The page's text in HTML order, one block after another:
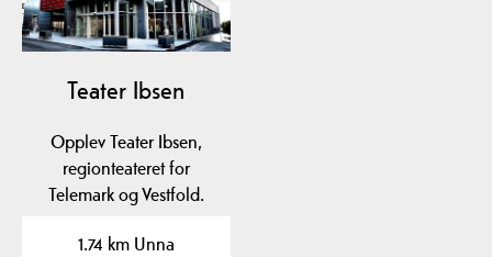
Teater Ibsen
Opplev Teater Ibsen,
regionteateret for
Telemark og Vestfold.
1.74 km Unna